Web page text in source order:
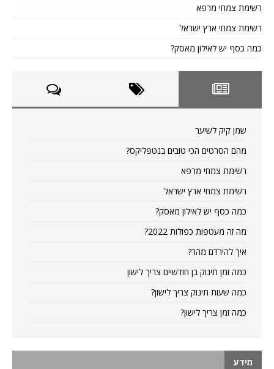
רשימת צמחי מרפא
רשימת צמחי ארץ ישראל
כמה כסף יש לאילון מאסק?
שמן קיק לשיער
מהם הסרטים הכי טובים בנטפליקס?
רשימת צמחי מרפא
רשימת צמחי ארץ ישראל
כמה כסף יש לאילון מאסק?
מה זה מעטפות כפולות 2022?
איך להירדם מהר?
כמה זמן תינוק בן חודשיים צריך לישון
כמה שעות תינוק צריך לישון?
כמה זמן צריך לישון?
מידע